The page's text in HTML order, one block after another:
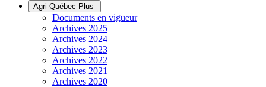
Agri-Québec Plus
Documents en vigueur
Archives 2025
Archives 2024
Archives 2023
Archives 2022
Archives 2021
Archives 2020